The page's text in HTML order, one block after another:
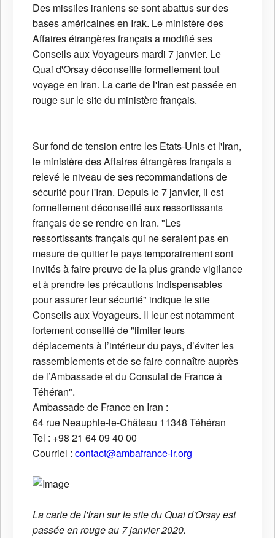
Des missiles iraniens se sont abattus sur des
bases américaines en Irak. Le ministère des
Affaires étrangères français a modifié ses
Conseils aux Voyageurs mardi 7 janvier. Le
Quai d'Orsay déconseille formellement tout
voyage en Iran. La carte de l'Iran est passée en
rouge sur le site du ministère français.
Sur fond de tension entre les Etats-Unis et l'Iran,
le ministère des Affaires étrangères français a
relevé le niveau de ses recommandations de
sécurité pour l'Iran. Depuis le 7 janvier, il est
formellement déconseillé aux ressortissants
français de se rendre en Iran. "Les
ressortissants français qui ne seraient pas en
mesure de quitter le pays temporairement sont
invités à faire preuve de la plus grande vigilance
et à prendre les précautions indispensables
pour assurer leur sécurité" indique le site
Conseils aux Voyageurs. Il leur est notamment
fortement conseillé de "limiter leurs
déplacements à l’intérieur du pays, d’éviter les
rassemblements et de se faire connaître auprès
de l’Ambassade et du Consulat de France à
Téhéran".
Ambassade de France en Iran :
64 rue Neauphle-le-Château 11348 Téhéran
Tel : +98 21 64 09 40 00
Courriel : contact@ambafrance-ir.org
La carte de l'Iran sur le site du Quai d'Orsay est
passée en rouge au 7 janvier 2020.